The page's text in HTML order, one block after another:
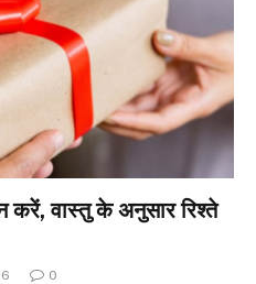
करें, वास्तु के अनुसार रिश्ते
0